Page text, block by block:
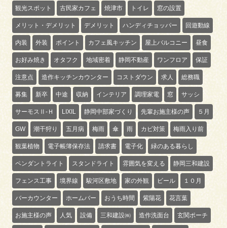
観光スポット 古民家カフェ 焼津市 トイレ 窓の設置
メリット・デメリット デメリット ハンディチョッパー 回遊動線
内装 外装 ポイント カフェ風キッチン 屋上バルコニー 昼食
お好み焼き オタフク 地域密着 静岡不動産 ワンフロア 保証
注意点 造作キッチンカウンター コストダウン 求人 総務職
募集 新卒 中途 収納 インテリア 調理家電 窓 サッシ
サーモスⅡ-Ｈ LIXIL 静岡中部家づくり 先輩お施主様の声 ５月
GW 潮干狩り 五月病 梅雨 傘 雨 カビ対策 梅雨入り前
観葉植物 電子帳簿保存法 請求書 電子化 緑のある暮らし
ペンダントライト スタンドライト 雰囲気を変える 静岡三和建設
フェンス工事 境界線 駿河区敷地 家の外観 ビール １０月
バーカウンター ホームバー おうち時間 紫陽花 花言葉
お施主様の声 人気 設備 三和建設㈱ 造作洗面台 玄関ポーチ